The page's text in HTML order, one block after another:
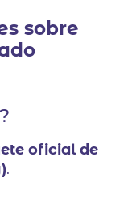
sobre
oficial de
.